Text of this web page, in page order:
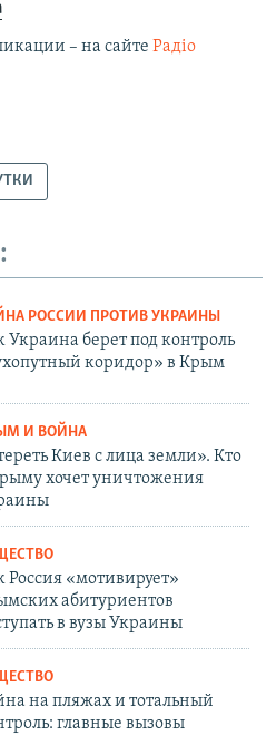
– на сайте Радіо
РОССИИ ПРОТИВ УКРАИНЫ
Украина берет под контроль
коридор» в Крым
И ВОЙНА
Киев с лица земли». Кто
хочет уничтожения
Россия «мотивирует»
абитуриентов
в вузы Украины
на пляжах и тотальный
главные вызовы